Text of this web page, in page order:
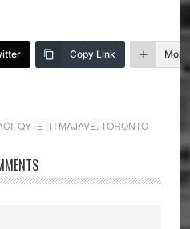
Copy Link More
, QYTETI I MAJAVE TORONTO